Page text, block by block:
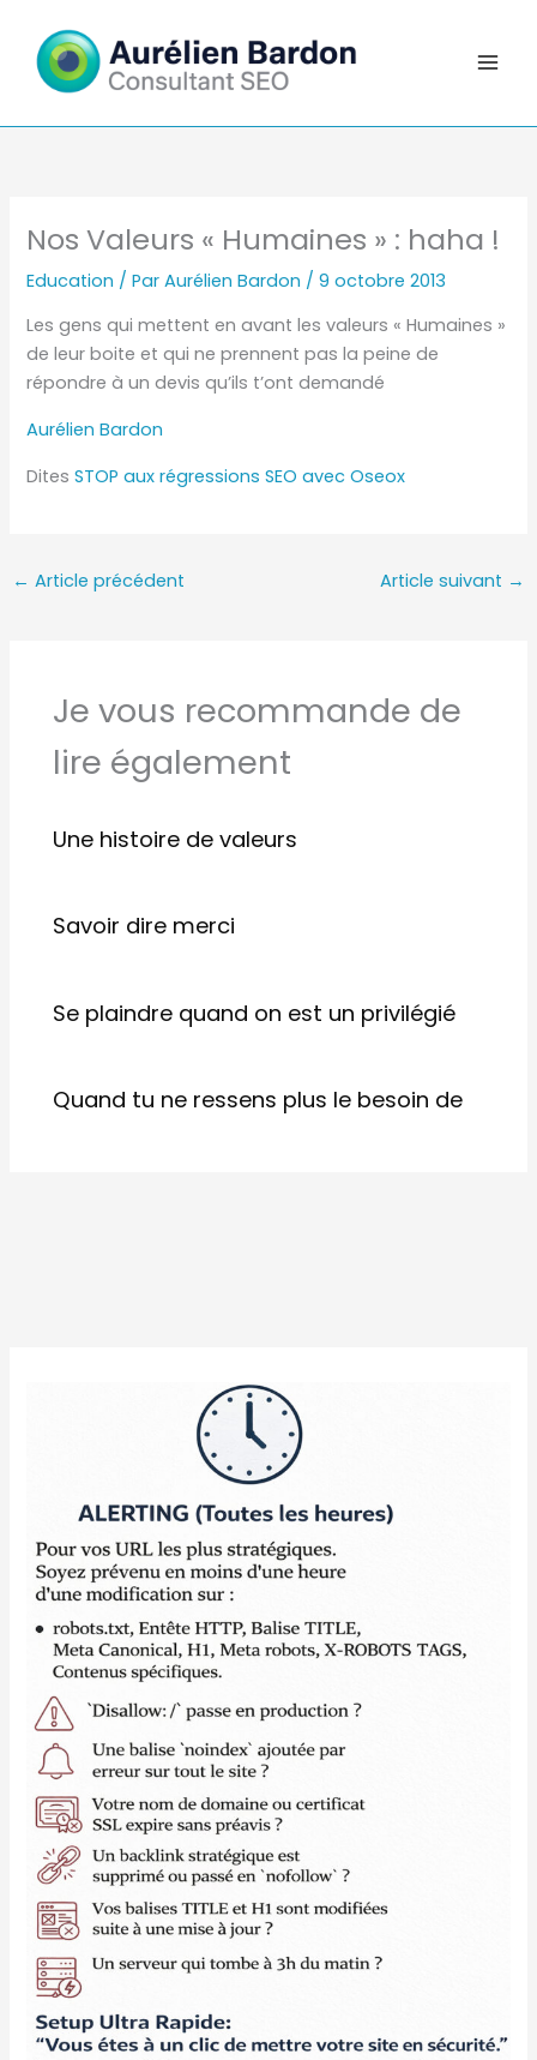
contenu
Nos Valeurs « Humaines » : haha !
Education / ParAurélien Bardon /9 octobre 2013
Les gens qui mettent en avant les valeurs « Humaines »
de leur boite et qui ne prennent pas la peine de
répondre à un devis qu’ils t’ont demandé
Aurélien Bardon
DitesSTOP aux régressions SEO avec Oseox
← Article précédent Article suivant →
Je vous recommande de
lire également
Une histoire de valeurs
Savoir dire merci
Se plaindre quand on est un privilégié
Quand tu ne ressens plus le besoin de